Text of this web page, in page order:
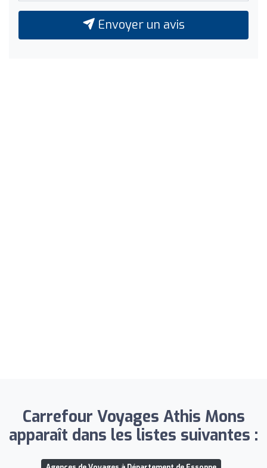
Envoyer un avis
Carrefour Voyages Athis Mons
apparaît dans les listes suivantes :